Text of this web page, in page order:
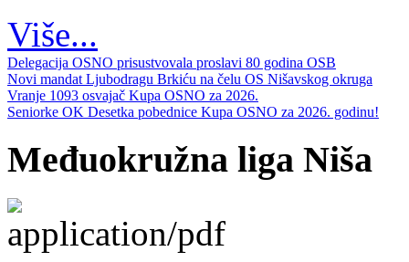
Više...
Delegacija OSNO prisustvovala proslavi 80 godina OSB
Novi mandat Ljubodragu Brkiću na čelu OS Nišavskog okruga
Vranje 1093 osvajač Kupa OSNO za 2026.
Seniorke OK Desetka pobednice Kupa OSNO za 2026. godinu!
Međuokružna liga Niša